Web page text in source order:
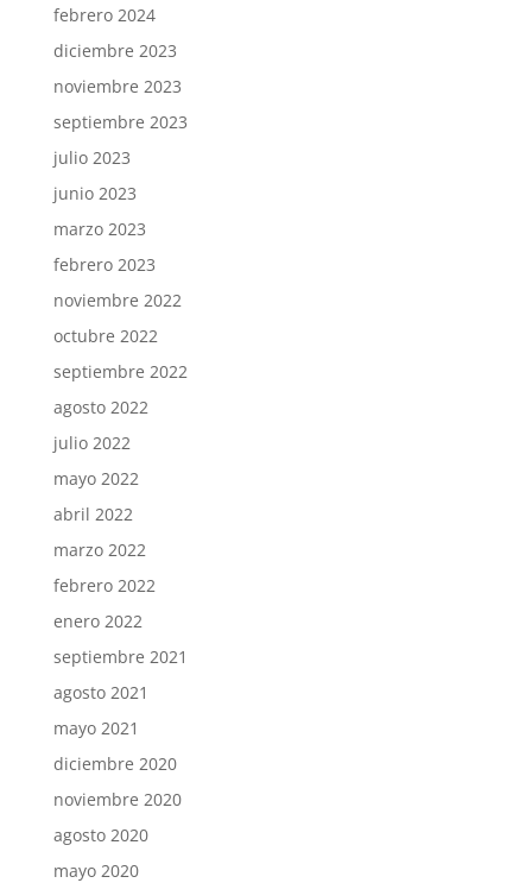
febrero 2024
diciembre 2023
noviembre 2023
septiembre 2023
julio 2023
junio 2023
marzo 2023
febrero 2023
noviembre 2022
octubre 2022
septiembre 2022
agosto 2022
julio 2022
mayo 2022
abril 2022
marzo 2022
febrero 2022
enero 2022
septiembre 2021
agosto 2021
mayo 2021
diciembre 2020
noviembre 2020
agosto 2020
mayo 2020